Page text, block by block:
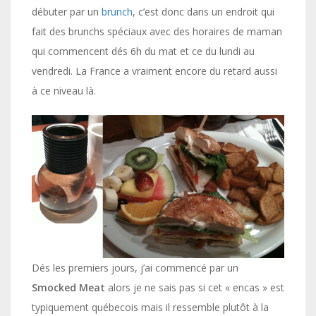
débuter par un brunch, c’est donc dans un endroit qui
fait des brunchs spéciaux avec des horaires de maman
qui commencent dés 6h du mat et ce du lundi au
vendredi. La France a vraiment encore du retard aussi
à ce niveau là.
Dés les premiers jours, j’ai commencé par un
Smocked Meat alors je ne sais pas si cet « encas » est
typiquement québecois mais il ressemble plutôt à la